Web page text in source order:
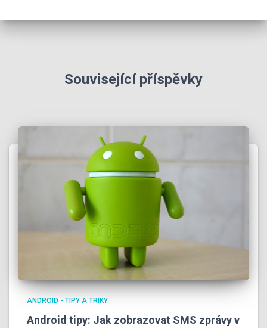
Související příspěvky
ANDROID - TIPY A TRIKY
Android tipy: Jak zobrazovat SMS zprávy v